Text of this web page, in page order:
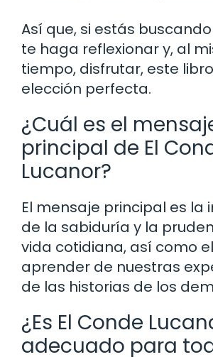
Así que, si estás
te haga reflexionar y, al
tiempo, disfrutar, este
elección perfecta.
¿Cuál es el
principal de El
Lucanor?
El mensaje principal es la
de la sabiduría y la
vida cotidiana, así como
aprender de nuestras
de las historias de los
¿Es El Conde
adecuado para